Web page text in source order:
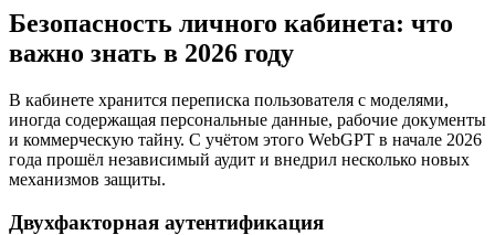
Безопасность личного кабинета: что
важно знать в 2026 году
В кабинете хранится переписка пользователя с моделями,
иногда содержащая персональные данные, рабочие документы
и коммерческую тайну. С учётом этого WebGPT в начале 2026
года прошёл независимый аудит и внедрил несколько новых
механизмов защиты.
Двухфакторная аутентификация